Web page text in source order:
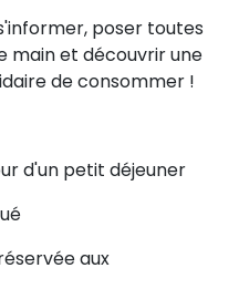
poser toutes
main et découvrir une
de consommer !
d'un petit déjeuner
aux